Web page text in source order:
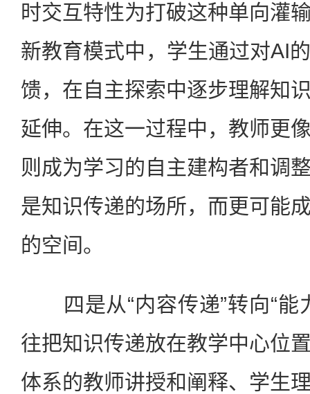
时交互特性为打破这种单向灌
新教育模式中，学生通过对AI
馈，在自主探索中逐步理解知
延伸。在这一过程中，教师更
则成为学习的自主建构者和调
是知识传递的场所，而更可能
的空间。
四是从“内容传递”转向“能
往把知识传递放在教学中心位
体系的教师讲授和阐释、学生